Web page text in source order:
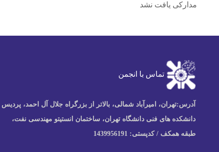
مدارکی یافت نشد
تماس با انجمن
آدرس:تهران، امیرآباد شمالی، بالاتر از بزرگراه جلال آل احمد، پردیس
دانشکده های فنی دانشگاه تهران، ساختمان انستیتو مهندسی نفت،
طبقه همکف / کدپستی: 1439956191